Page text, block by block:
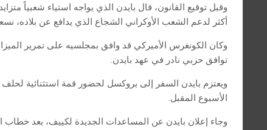
وقبل توقيع القانون، قال بايدن الذي يواجه استياء شعبياً
أكثر لدعم الشعب الأوكراني الشجاع الذي يدافع عن بلاده،
وكان الكونغرس الأميركي قد وافق بمجلسيه على تمرير
توافق حزبي نادر في عهد بايدن.
ويعتزم بايدن السفر إلى بروكسل لحضور قمة استثنائية
الأسبوع المقبل.
وجاء إعلان بايدن عن المساعدات الجديدة لكييف، بعد خطاب